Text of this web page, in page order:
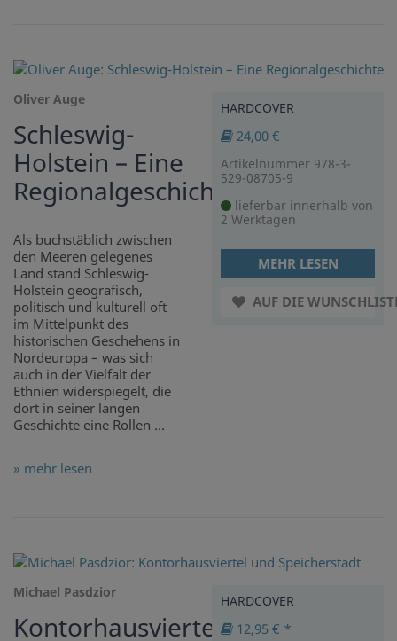
Oliver Auge
Schleswig-
Holstein – Eine
Regionalgeschichte
Als buchstäblich zwischen
den Meeren gelegenes
Land stand Schleswig-
Holstein geografisch,
politisch und kulturell oft
im Mittelpunkt des
historischen Geschehens in
Nordeuropa – was sich
auch in der Vielfalt der
Ethnien widerspiegelt, die
dort in seiner langen
Geschichte eine Rollen ...
» mehr lesen
HARDCOVER
24,00 €
Artikelnummer 978-3-
529-08705-9
lieferbar innerhalb von
2 Werktagen
MEHR LESEN
AUF DIE
Michael Pasdzior
Kontorhausviertel
HARDCOVER
12,95 € *